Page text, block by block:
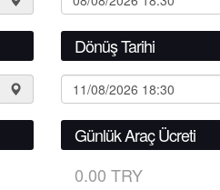
Dönüş Tarihi
Günlük Araç Ücreti
0.00 TRY